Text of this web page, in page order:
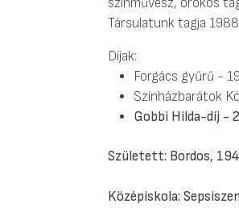
színművész, örökös
Társulatunk tagja
Díjak:
Forgács gyűrű -
Színházbarátok
Gobbi Hilda-díj -
Született: Bordos,
Középiskola: